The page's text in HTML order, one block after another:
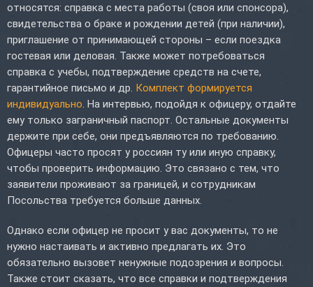
относятся: справка с места работы (своя или спонсора),
свидетельства о браке и рождении детей (при наличии),
приглашение от принимающей стороны – если поездка
гостевая или деловая. Также может потребоваться
справка с учебы, подтверждение средств на счете,
гарантийное письмо и др. Комплект формируется
индивидуально. На интервью, подойдя к офицеру, отдайте
ему только заграничный паспорт. Остальные документы
держите при себе, они предъявляются по требованию.
Офицеры часто просят у россиян ту или иную справку,
чтобы проверить информацию. Это связано с тем, что
заявители проживают за границей, и сотрудникам
Посольства требуется больше данных.
Однако если офицер не просит у вас документы, то не
нужно настаивать и активно предлагать их. Это
обязательно вызовет ненужные подозрения и вопросы.
Также стоит сказать, что все справки и подтверждения